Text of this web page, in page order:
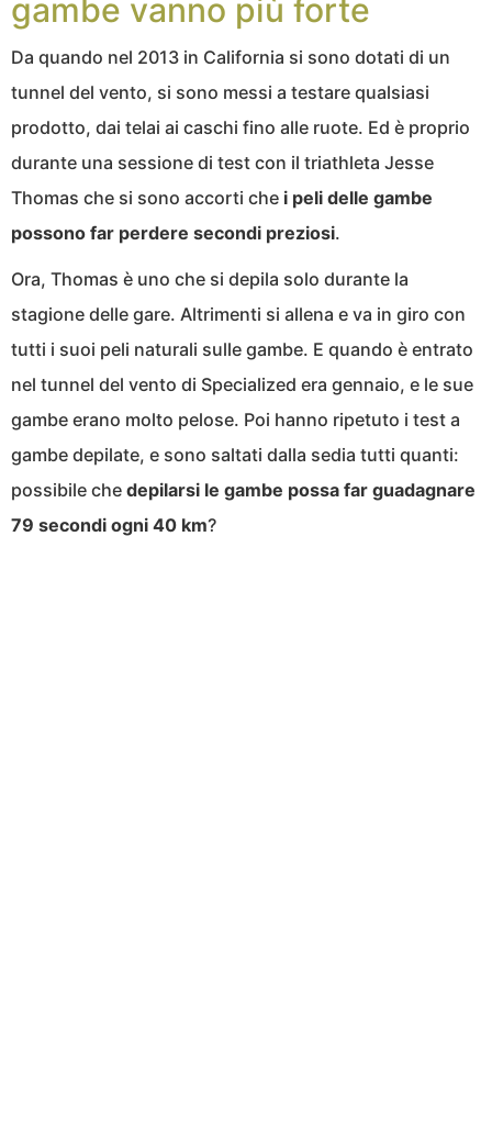
gambe vanno più forte
Da quando nel 2013 in California si sono dotati di un
tunnel del vento, si sono messi a testare qualsiasi
prodotto, dai telai ai caschi fino alle ruote. Ed è proprio
durante una sessione di test con il triathleta Jesse
Thomas che si sono accorti che i peli delle gambe
possono far perdere secondi preziosi.
Ora, Thomas è uno che si depila solo durante la
stagione delle gare. Altrimenti si allena e va in giro con
tutti i suoi peli naturali sulle gambe. E quando è entrato
nel tunnel del vento di Specialized era gennaio, e le sue
gambe erano molto pelose. Poi hanno ripetuto i test a
gambe depilate, e sono saltati dalla sedia tutti quanti:
possibile che depilarsi le gambe possa far guadagnare
79 secondi ogni 40 km?